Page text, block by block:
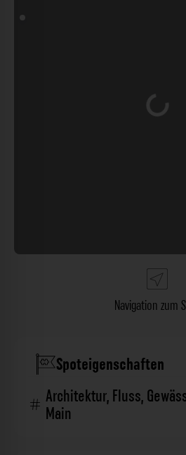
Wird
Navigation zum
Spoteigenschaften
Architektur,Fluss,
Main